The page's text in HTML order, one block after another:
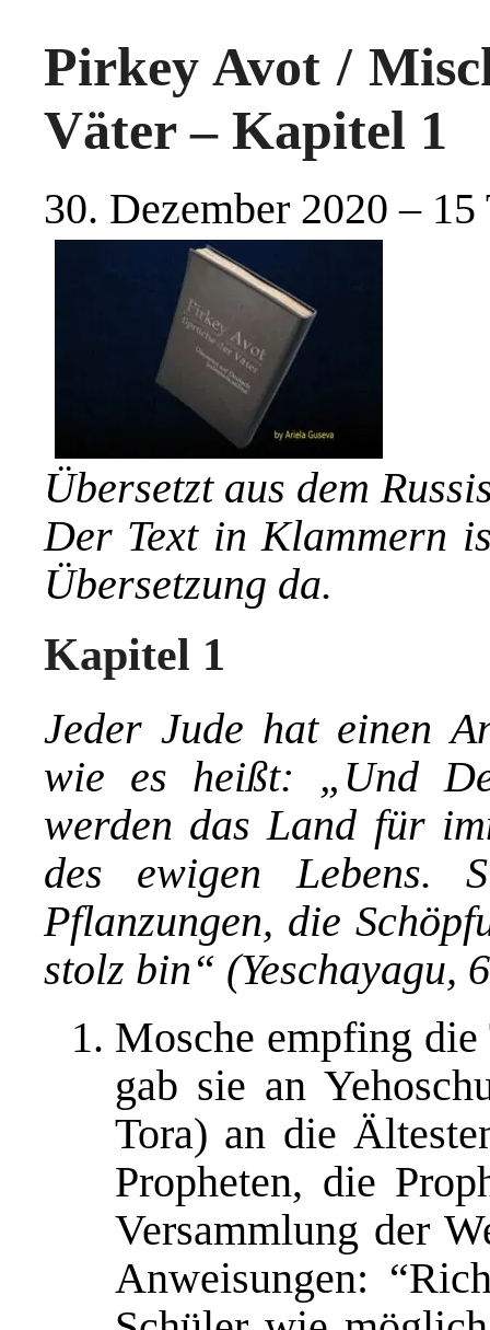
Pirkey Avot /
Väter – Kapitel 1
30. Dezember 2020 – 15
Übersetzt aus dem
Der Text in Klammern
Übersetzung da.
Kapitel 1
Jeder Jude hat einen
wie es heißt: „Und
werden das Land für
des ewigen Lebens.
Pflanzungen, die
stolz bin“ (Yeschayagu,
Mosche empfing
gab sie an
Tora) an die
Propheten, die
Versammlung der
Anweisungen: